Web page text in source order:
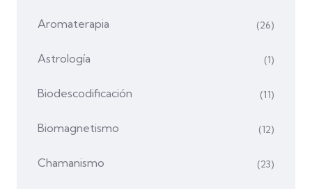
Aromaterapia (26)
Astrología (1)
Biodescodificación (11)
Biomagnetismo (12)
Chamanismo (23)